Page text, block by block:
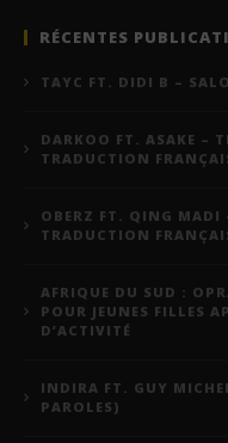
RÉCENTES
TAYC FT. DIDI B –
DARKOO FT. ASAKE –
TRADUCTION
OBERZ FT. QING MADI
TRADUCTION
AFRIQUE DU SUD :
POUR JEUNES FILLES
D’ACTIVITÉ
INDIRA FT. GUY
PAROLES)